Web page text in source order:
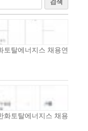
검색
토탈에너지스 채용연
화토탈에너지스 채용